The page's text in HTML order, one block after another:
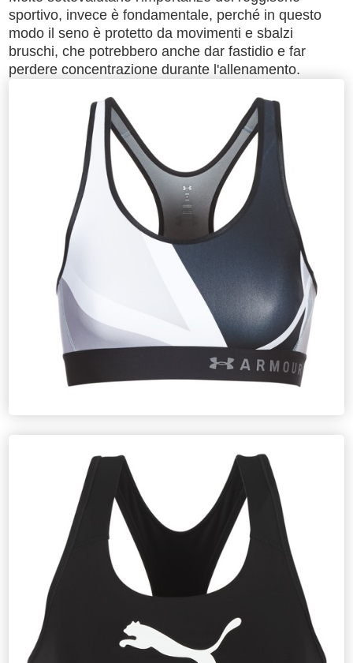
sportivo, invece è fondamentale, perché in questo
modo il seno è protetto da movimenti e sbalzi
bruschi, che potrebbero anche dar fastidio e far
perdere concentrazione durante l'allenamento.